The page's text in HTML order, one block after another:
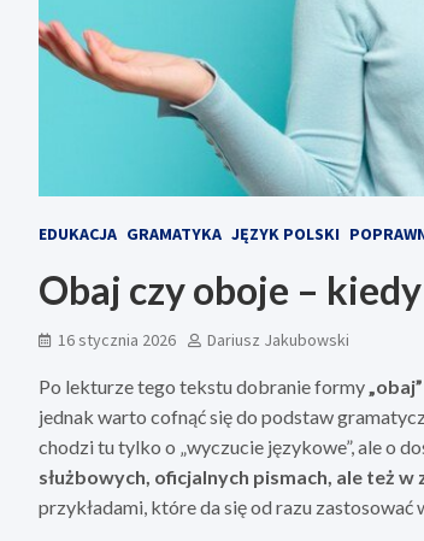
EDUKACJA GRAMATYKA JĘZYK POLSKI
Obaj czy oboje –
16 stycznia 2026 Dariusz Jakubowski
Po lekturze tego tekstu dobranie formy„obaj”
jednak warto cofnąć się do podstaw
chodzi tu tylko o „wyczucie językowe”, ale o
służbowych, oficjalnych pismach, ale też
przykładami, które da się od razu zastosować